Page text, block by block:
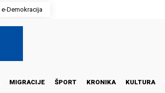
e-Demokracija
MIGRACIJE ŠPORT KRONIKA KULTURA